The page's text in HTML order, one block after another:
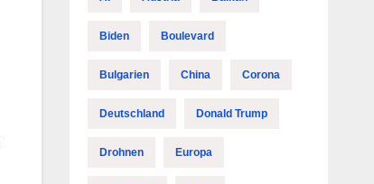
Biden Boulevard
Bulgarien China Corona
Deutschland Donald Trump
Drohnen Europa